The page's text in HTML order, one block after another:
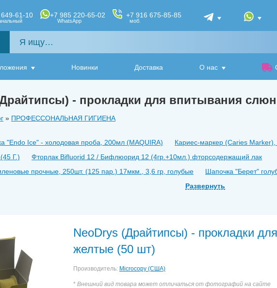
61-10 +7 985 220-65-02
WhatsApp
+7 916 675-85-85
моб.
Новинки Доставка О нас
- прокладки для впитывания
» ПРОФЕССОНАЛЬНАЯ ГИГИЕНА
ʺEndo Iceʺ - холодовая проба, 200мл (MAQUIRA)
Кариес-маркер (Caries
Г.)
Фторлак Bifluorid 12 / Бифлюорид 12 (4гр.+10мл.) фторсодержащий лак
прочные, 250шт. (125 пар.) 17мкм., 3,6 гр, голубые
Шапочка ʺБеретʺ
- прокладки для впитывания слюны, большие, голубые (50 шт)
Развернуть
NeoDrys (Драйтипсы) - прокладки
желтые (50 шт)
Производитель: Microcopy (США)
* Внешний вид товара может отличаться от фотографий на сайте